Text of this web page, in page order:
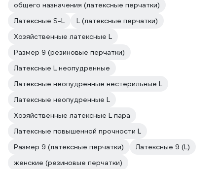
общего назначения (латексные перчатки)
Латексные S-L
L (латексные перчатки)
Хозяйственные латексные L
Размер 9 (резиновые перчатки)
Латексные L неопудренные
Латексные неопудренные нестерильные L
Латексные неопудренные L
Хозяйственные латексные L пара
Латексные повышенной прочности L
Размер 9 (латексные перчатки)
Латексные 9 (L)
женские (резиновые перчатки)